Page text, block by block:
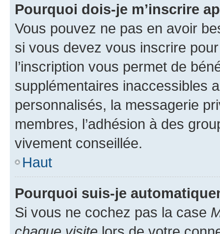
Pourquoi dois-je m’inscrire
Vous pouvez ne pas en avoir
si vous devez vous inscrire
l’inscription vous permet de
supplémentaires inaccessibles
personnalisés, la messagerie
membres, l’adhésion à des
vivement conseillée.
Haut
Pourquoi suis-je
Si vous ne cochez pas la case